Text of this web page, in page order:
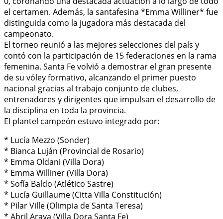
el certamen. Además, la santafesina *Emma Williner* fue
distinguida como la jugadora más destacada del
campeonato.
El torneo reunió a las mejores selecciones del país y
contó con la participación de 15 federaciones en la rama
femenina. Santa Fe volvió a demostrar el gran presente
de su vóley formativo, alcanzando el primer puesto
nacional gracias al trabajo conjunto de clubes,
entrenadores y dirigentes que impulsan el desarrollo de
la disciplina en toda la provincia.
El plantel campeón estuvo integrado por:
* Lucía Mezzo (Sonder)
* Bianca Luján (Provincial de Rosario)
* Emma Oldani (Villa Dora)
* Emma Williner (Villa Dora)
* Sofía Baldo (Atlético Sastre)
* Lucía Guillaume (Citta Villa Constitución)
* Pilar Ville (Olimpia de Santa Teresa)
* Abril Araya (Villa Dora Santa Fe)